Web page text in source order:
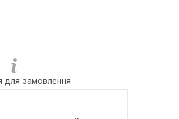
для замовлення